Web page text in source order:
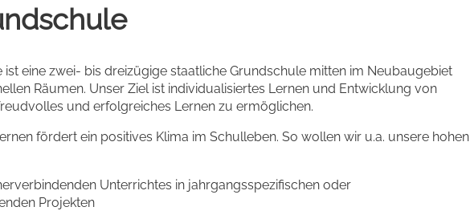
ist eine zwei- bis dreizügige staatliche Grundschule mitten im Neubaugebiet
Räumen. Unser Ziel ist individualisiertes Lernen und Entwicklung von
und erfolgreiches Lernen zu ermöglichen.
fördert ein positives Klima im Schulleben. So wollen wir u.a. unsere hohen
Unterrichtes in jahrgangsspezifischen oder
Projekten